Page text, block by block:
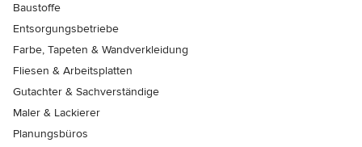
Baustoffe
Entsorgungsbetriebe
Farbe, Tapeten & Wandverkleidung
Fliesen & Arbeitsplatten
Gutachter & Sachverständige
Maler & Lackierer
Planungsbüros